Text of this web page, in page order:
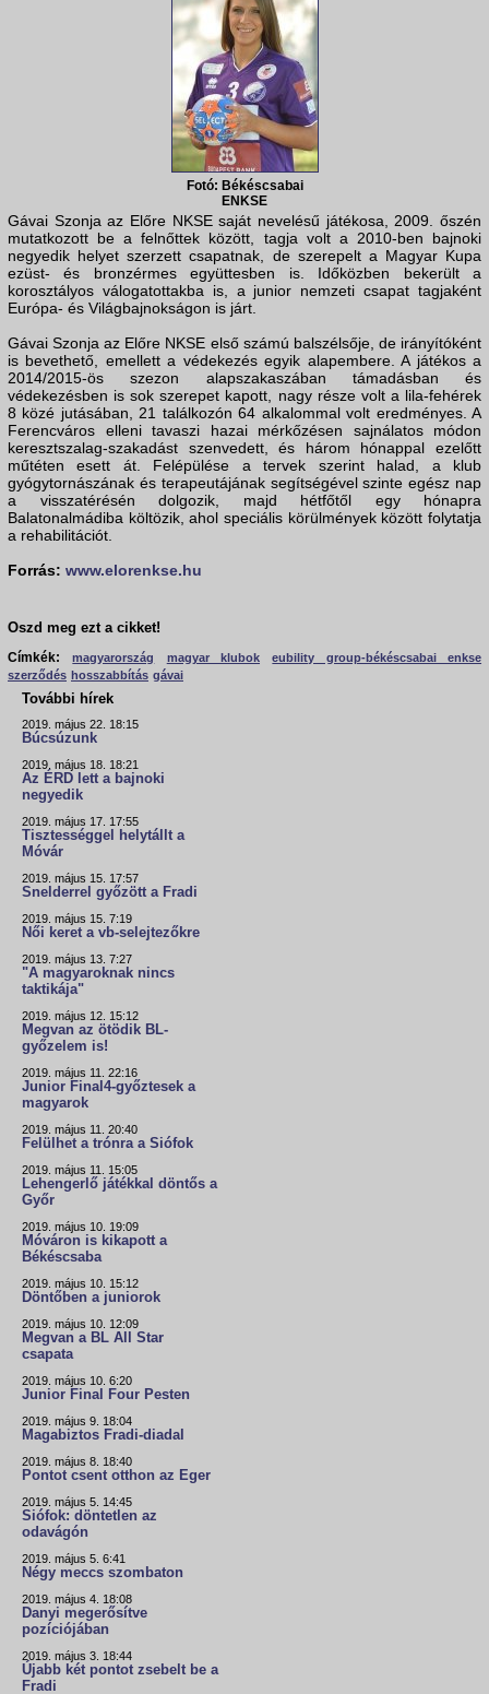
Fotó: Békéscsabai
ENKSE
Gávai Szonja az Előre NKSE saját nevelésű játékosa, 2009. őszén
mutatkozott be a felnőttek között, tagja volt a 2010-ben bajnoki
negyedik helyet szerzett csapatnak, de szerepelt a Magyar Kupa
ezüst- és bronzérmes együttesben is. Időközben bekerült a
korosztályos válogatottakba is, a junior nemzeti csapat tagjaként
Európa- és Világbajnokságon is járt.
Gávai Szonja az Előre NKSE első számú balszélsője, de irányítóként
is bevethető, emellett a védekezés egyik alapembere. A játékos a
2014/2015-ös szezon alapszakaszában támadásban és
védekezésben is sok szerepet kapott, nagy része volt a lila-fehérek
8 közé jutásában, 21 találkozón 64 alkalommal volt eredményes. A
Ferencváros elleni tavaszi hazai mérkőzésen sajnálatos módon
keresztszalag-szakadást szenvedett, és három hónappal ezelőtt
műtéten esett át. Felépülése a tervek szerint halad, a klub
gyógytornászának és terapeutájának segítségével szinte egész nap
a visszatérésén dolgozik, majd hétfőtől egy hónapra
Balatonalmádiba költözik, ahol speciális körülmények között folytatja
a rehabilitációt.
Forrás: www.elorenkse.hu
Oszd meg ezt a cikket!
Címkék:
magyarország magyar klubok
eubility group-békéscsabai enkse
szerződés hosszabbítás gávai
További hírek
2019. május 22. 18:15
Búcsúzunk
2019. május 18. 18:21
Az ÉRD lett a bajnoki
negyedik
2019. május 17. 17:55
Tisztességgel helytállt a
Móvár
2019. május 15. 17:57
Snelderrel győzött a Fradi
2019. május 15. 7:19
Női keret a vb-selejtezőkre
2019. május 13. 7:27
"A magyaroknak nincs
taktikája"
2019. május 12. 15:12
Megvan az ötödik BL-
győzelem is!
2019. május 11. 22:16
Junior Final4-győztesek a
magyarok
2019. május 11. 20:40
Felülhet a trónra a Siófok
2019. május 11. 15:05
Lehengerlő játékkal döntős a
Győr
2019. május 10. 19:09
Móváron is kikapott a
Békéscsaba
2019. május 10. 15:12
Döntőben a juniorok
2019. május 10. 12:09
Megvan a BL All Star
csapata
2019. május 10. 6:20
Junior Final Four Pesten
2019. május 9. 18:04
Magabiztos Fradi-diadal
2019. május 8. 18:40
Pontot csent otthon az Eger
2019. május 5. 14:45
Siófok: döntetlen az
odavágón
2019. május 5. 6:41
Négy meccs szombaton
2019. május 4. 18:08
Danyi megerősítve
pozíciójában
2019. május 3. 18:44
Újabb két pontot zsebelt be a
Fradi